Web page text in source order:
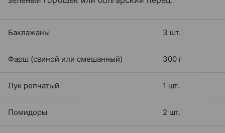
Баклажаны 3 шт.
Фарш (свиной или смешанный) 300 г
Лук репчатый 1 шт.
Помидоры 2 шт.